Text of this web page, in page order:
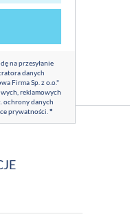
na przesyłanie
danych
Firma Sp. z o.o."
reklamowych
ochrony danych
prywatności *